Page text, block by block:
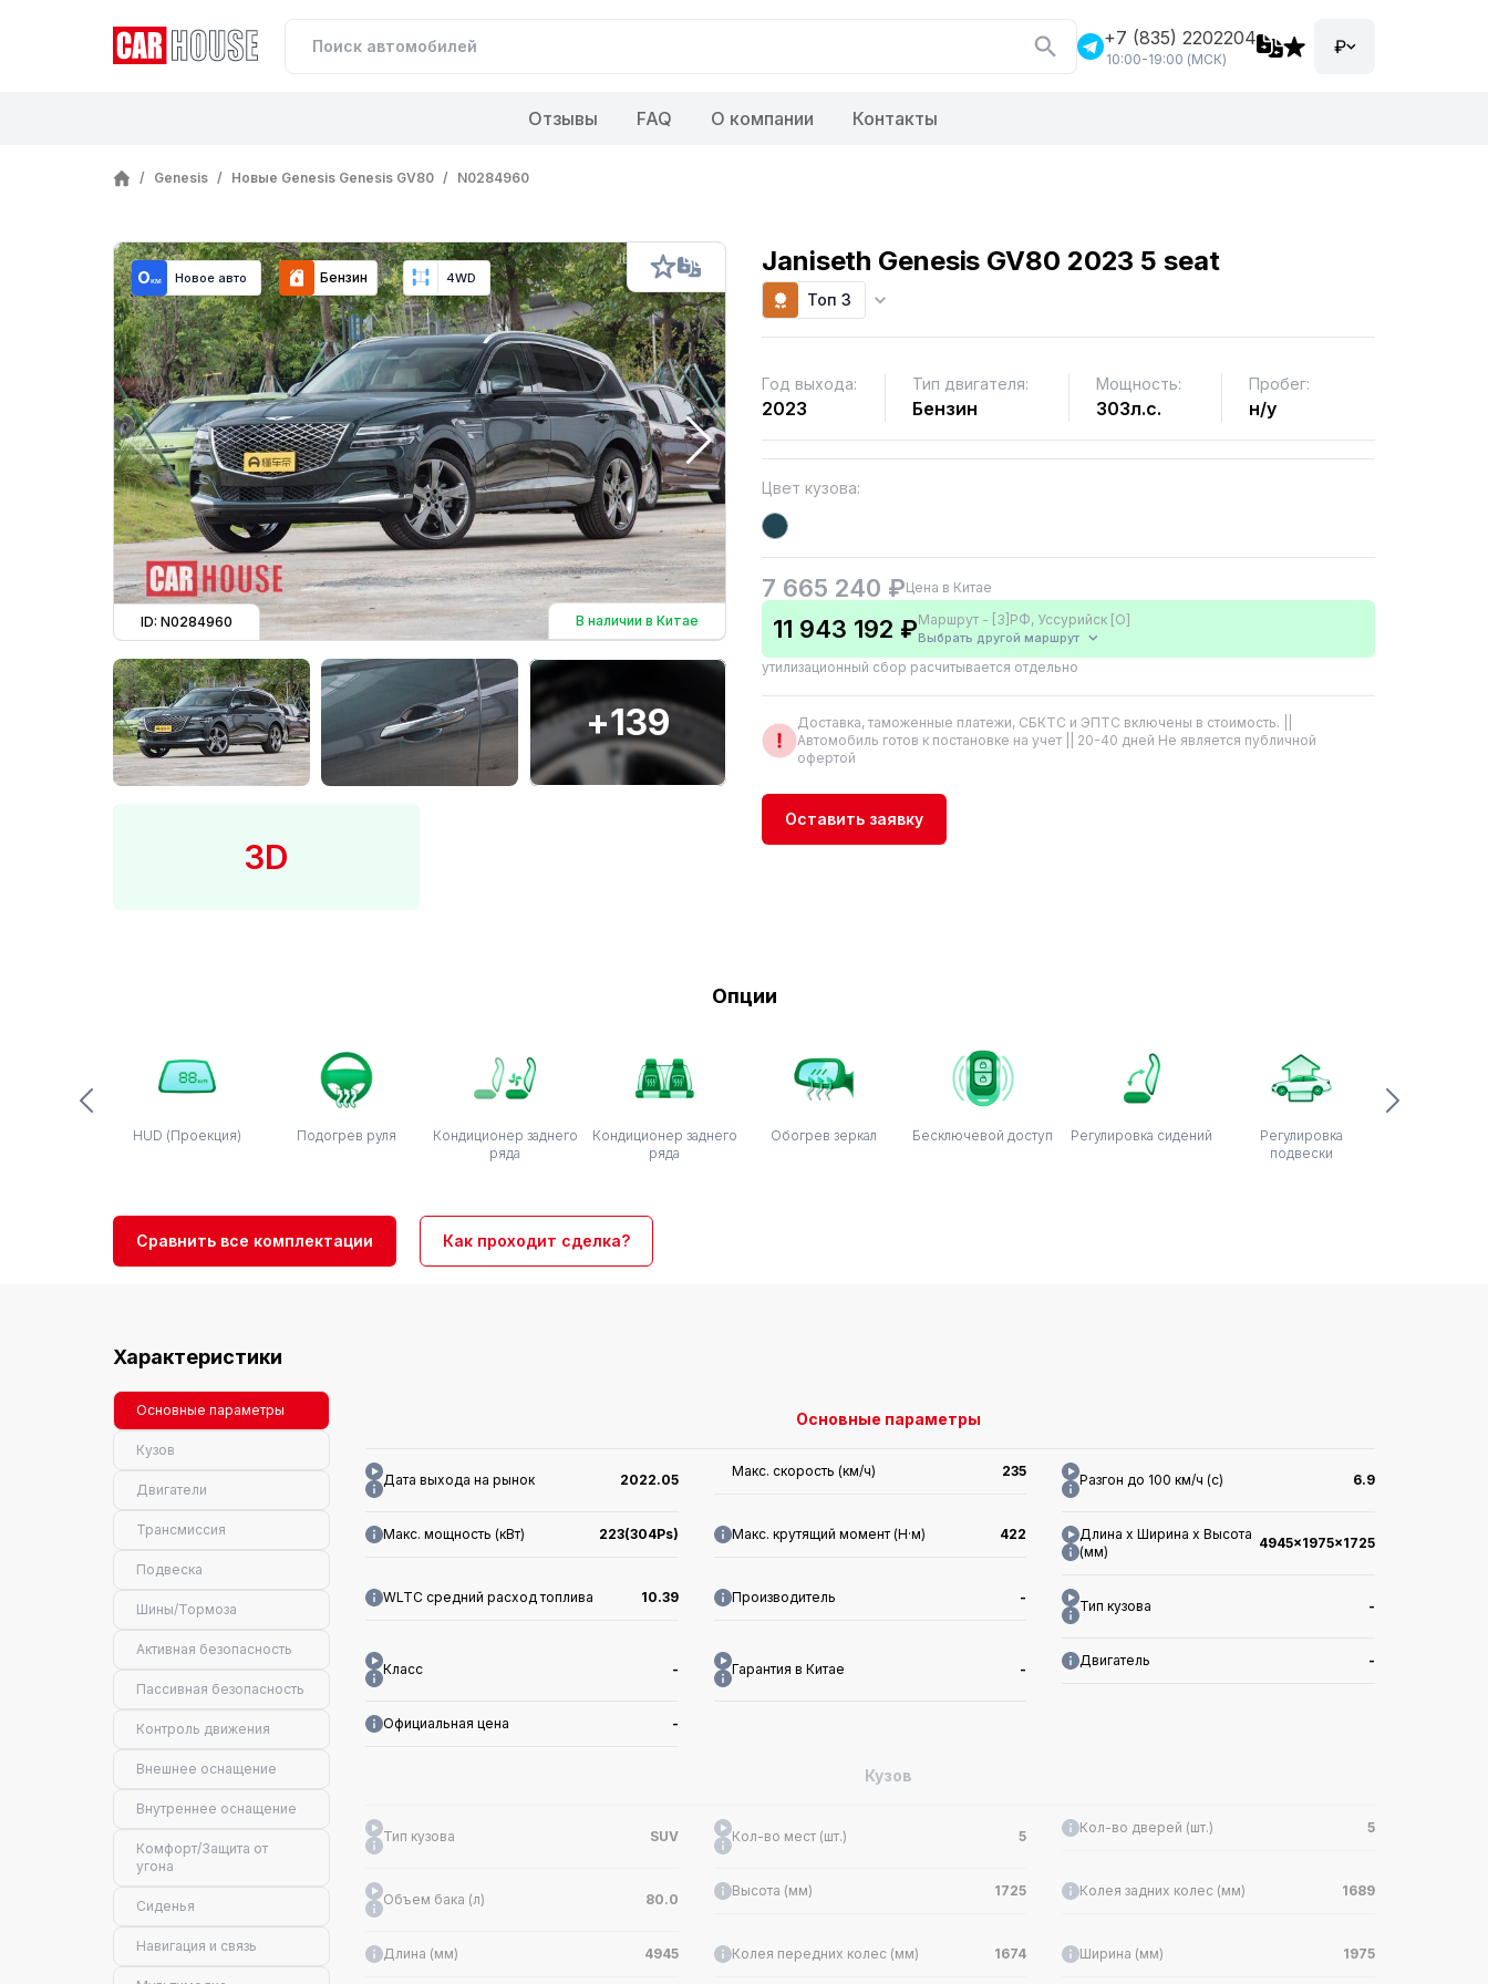
+7 (835) 2202204
10:00-19:00 (МСК)
₽
Отзывы FAQ О компании Контакты
/ Genesis / Новые Genesis Genesis GV80 / N0284960
Новое авто Бензин 4WD
ID: N0284960 В наличии в Китае
+139
3D
Janiseth Genesis GV80 2023 5 seat
Топ 3
Год выхода:
2023
Тип двигателя:
Бензин
Мощность:
303л.с.
Пробег:
н/у
Цвет кузова:
7 665 240 ₽Цена в Китае
11 943 192 ₽Маршрут - [3]РФ, Уссурийск [О]
Выбрать другой маршрут
утилизационный сбор расчитывается отдельно
Доставка, таможенные платежи, СБКТС и ЭПТС включены в стоимость. ||
Автомобиль готов к постановке на учет || 20-40 дней Не является публичной
офертой
Оставить заявку
Опции
HUD (Проекция) Подогрев руля
Кондиционер заднего
ряда
Кондиционер заднего
ряда
Обогрев зеркал Бесключевой доступ Регулировка сидений
Регулировка
подвески
Сравнить все комплектации Как проходит сделка?
Характеристики
Основные параметры
Кузов
Двигатели
Трансмиссия
Подвеска
Шины/Тормоза
Активная безопасность
Пассивная безопасность
Контроль движения
Внешнее оснащение
Внутреннее оснащение
Комфорт/Защита от
угона
Сиденья
Навигация и связь
Основные параметры
Дата выхода на рынок 2022.05
Макс. скорость (км/ч) 235
Разгон до 100 км/ч (с) 6.9
Макс. мощность (кВт) 223(304Ps) Макс. крутящий момент (Н·м) 422
Длина x Ширина x Высота
(мм)
4945x1975x1725
WLTC средний расход топлива 10.39 Производитель -
Тип кузова -
Класс - Гарантия в Китае -
Двигатель -
Официальная цена -
Кузов
Тип кузова SUV Кол-во мест (шт.) 5
Кол-во дверей (шт.) 5
Объем бака (л) 80.0
Высота (мм) 1725 Колея задних колес (мм) 1689
Длина (мм) 4945 Колея передних колес (мм) 1674 Ширина (мм) 1975